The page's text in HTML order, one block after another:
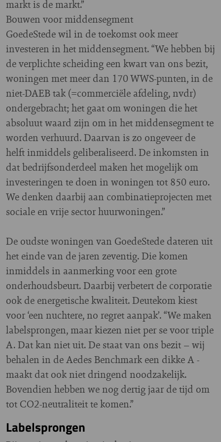
markt is de markt.”
Bouwen voor middensegment
GoedeStede wil in de toekomst ook meer
investeren in het middensegment. “We hebben bij
de verplichte scheiding een kwart van ons bezit,
woningen met meer dan 170 WWS-punten, in de
niet-DAEB tak (=commerciële afdeling, nvdr)
ondergebracht; het gaat om woningen die het
absoluut waard zijn om in het middensegment te
worden verhuurd. Daarvan is zo ongeveer de
helft inmiddels geliberaliseerd. De inkomsten in
dat bedrijfsonderdeel maken het mogelijk om
investeringen te doen in woningen tot 850 euro.
We denken daarbij aan combinatieprojecten met
sociale en vrije sector huurwoningen.”
De oudste woningen van GoedeStede dateren uit
het einde van de jaren zeventig. Die komen
inmiddels in aanmerking voor een grote
onderhoudsbeurt. Daarbij verbetert de corporatie
ook de energetische kwaliteit. Deutekom kiest
voor ‘een nuchtere, no regret aanpak’. “We maken
labelsprongen, maar kiezen niet per se voor triple
A. Dat kan niet uit. De staat van ons bezit – wij
behalen in de Aedes Benchmark een dikke A -
maakt dat ook niet dringend noodzakelijk.
Bovendien hebben we nog dertig jaar de tijd om
tot CO2-neutraliteit te komen.”
Labelsprongen